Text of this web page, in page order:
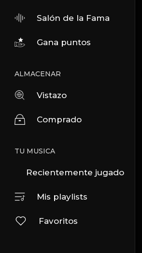
Salón de la Fama
Gana puntos
ALMACENAR
Vistazo
Comprado
TU MUSICA
Recientemente jugado
Mis playlists
Favoritos